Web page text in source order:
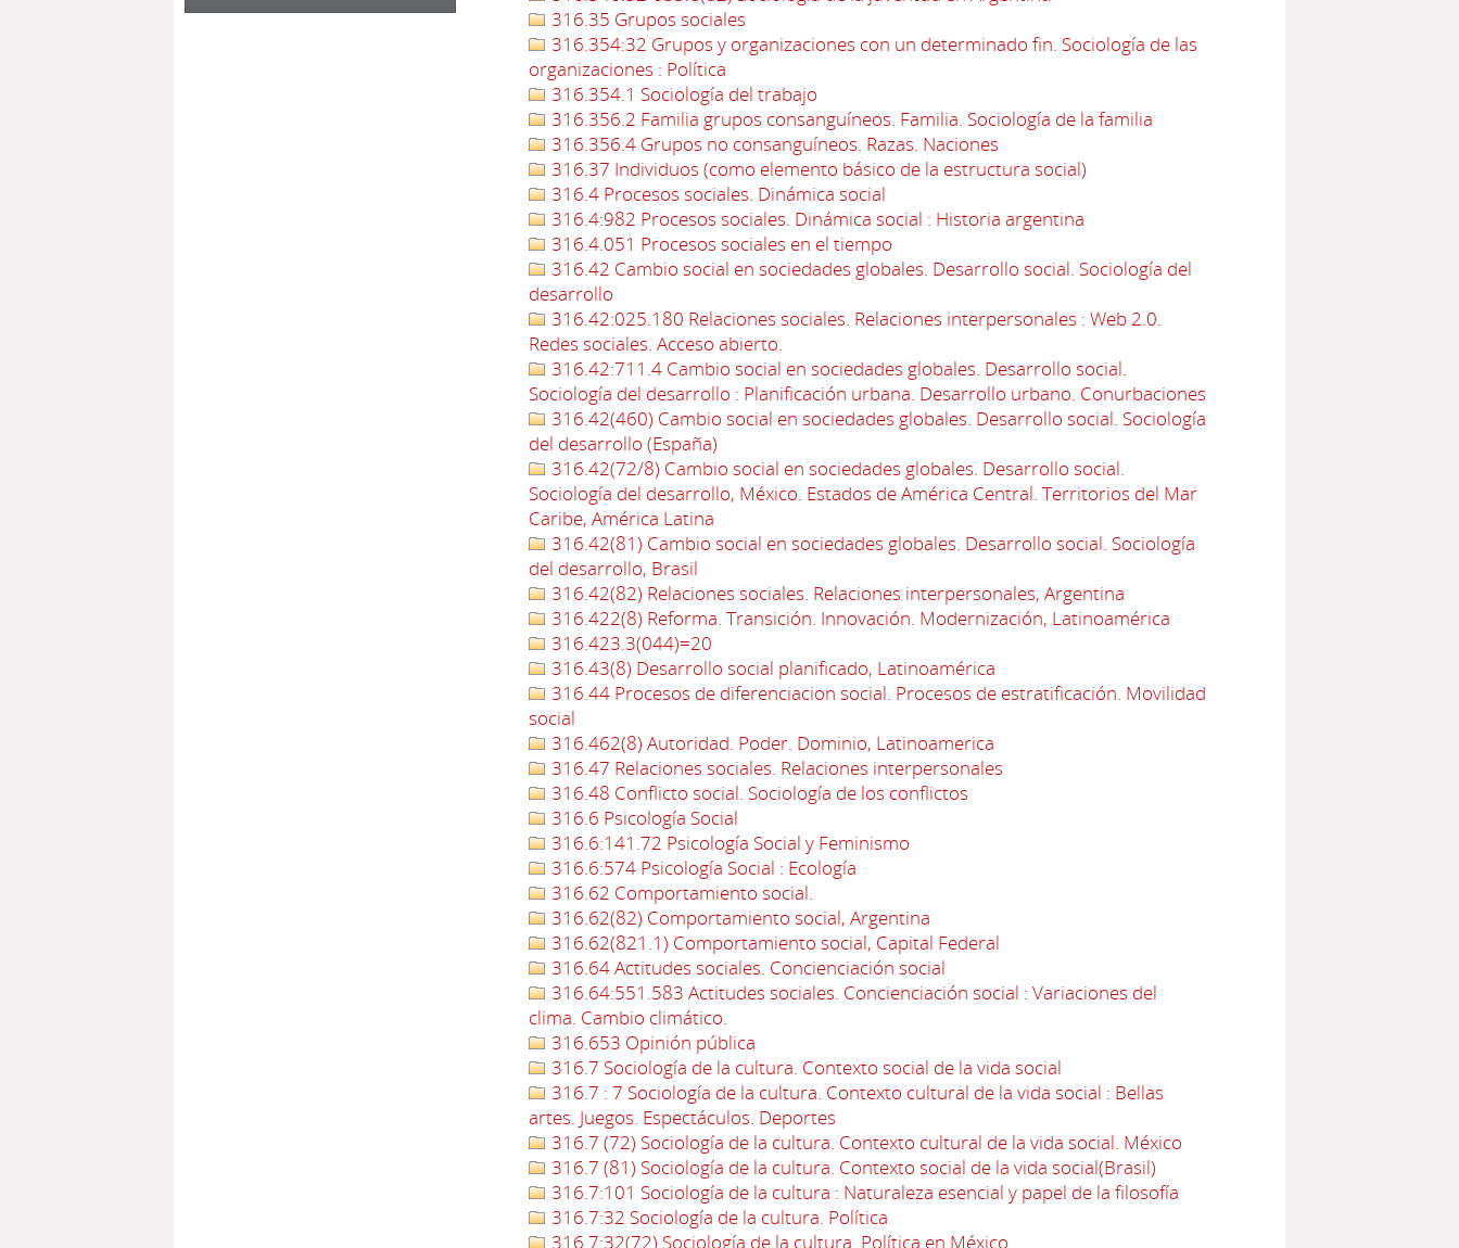
316.35 Grupos sociales
316.354:32 Grupos y organizaciones con un determinado fin. Sociología de las
organizaciones : Política
316.354.1 Sociología del trabajo
316.356.2 Familia grupos consanguíneos. Familia. Sociología de la familia
316.356.4 Grupos no consanguíneos. Razas. Naciones
316.37 Individuos (como elemento básico de la estructura social)
316.4 Procesos sociales. Dinámica social
316.4:982 Procesos sociales. Dinámica social : Historia argentina
316.4.051 Procesos sociales en el tiempo
316.42 Cambio social en sociedades globales. Desarrollo social. Sociología del
desarrollo
316.42:025.180 Relaciones sociales. Relaciones interpersonales : Web 2.0.
Redes sociales. Acceso abierto.
316.42:711.4 Cambio social en sociedades globales. Desarrollo social.
Sociología del desarrollo : Planificación urbana. Desarrollo urbano. Conurbaciones
316.42(460) Cambio social en sociedades globales. Desarrollo social. Sociología
del desarrollo (España)
316.42(72/8) Cambio social en sociedades globales. Desarrollo social.
Sociología del desarrollo, México. Estados de América Central. Territorios del Mar
Caribe, América Latina
316.42(81) Cambio social en sociedades globales. Desarrollo social. Sociología
del desarrollo, Brasil
316.42(82) Relaciones sociales. Relaciones interpersonales, Argentina
316.422(8) Reforma. Transición. Innovación. Modernización, Latinoamérica
316.423.3(044)=20
316.43(8) Desarrollo social planificado, Latinoamérica
316.44 Procesos de diferenciacion social. Procesos de estratificación. Movilidad
social
316.462(8) Autoridad. Poder. Dominio, Latinoamerica
316.47 Relaciones sociales. Relaciones interpersonales
316.48 Conflicto social. Sociología de los conflictos
316.6 Psicología Social
316.6:141.72 Psicología Social y Feminismo
316.6:574 Psicología Social : Ecología
316.62 Comportamiento social.
316.62(82) Comportamiento social, Argentina
316.62(821.1) Comportamiento social, Capital Federal
316.64 Actitudes sociales. Concienciación social
316.64:551.583 Actitudes sociales. Concienciación social : Variaciones del
clima. Cambio climático.
316.653 Opinión pública
316.7 Sociología de la cultura. Contexto social de la vida social
316.7 : 7 Sociología de la cultura. Contexto cultural de la vida social : Bellas
artes. Juegos. Espectáculos. Deportes
316.7 (72) Sociología de la cultura. Contexto cultural de la vida social. México
316.7 (81) Sociología de la cultura. Contexto social de la vida social(Brasil)
316.7:101 Sociología de la cultura : Naturaleza esencial y papel de la filosofía
316.7:32 Sociología de la cultura. Política
316.7:32(72) Sociología de la cultura. Política en México